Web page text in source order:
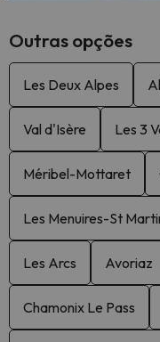
Outras opções
Les Deux Alpes
Val d'Isère Les 3
Méribel-Mottaret
Les Menuires-St
Les Arcs Avoriaz
Chamonix Le Pass